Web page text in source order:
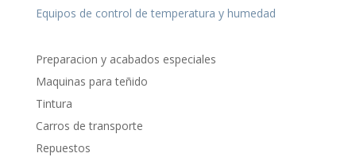
Equipos de control de temperatura y humedad
Preparacion y acabados especiales
Maquinas para teñido
Tintura
Carros de transporte
Repuestos